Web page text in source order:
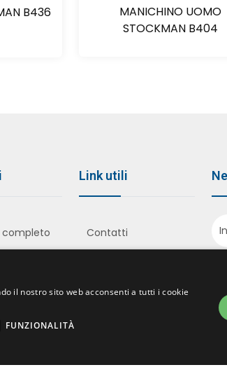
B436
MANICHINO UOMO
STOCKMAN B404
e
Link utili
Contatti
il nostro sito web acconsenti a tutti i cookie
FUNZIONALITÀ